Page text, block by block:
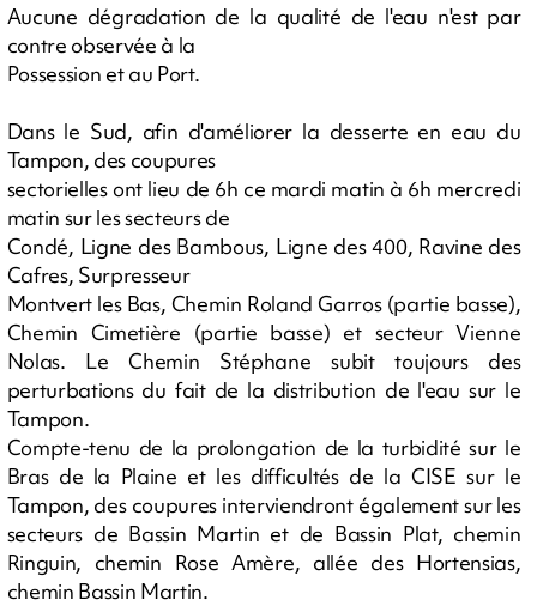
Aucune dégradation de la qualité de l'eau n'est par
contre observée à la
Possession et au Port.
Dans le Sud, afin d'améliorer la desserte en eau du
Tampon, des coupures
sectorielles ont lieu de 6h ce mardi matin à 6h mercredi
matin sur les secteurs de
Condé, Ligne des Bambous, Ligne des 400, Ravine des
Cafres, Surpresseur
Montvert les Bas, Chemin Roland Garros (partie basse),
Chemin Cimetière (partie basse) et secteur Vienne
Nolas. Le Chemin Stéphane subit toujours des
perturbations du fait de la distribution de l'eau sur le
Tampon.
Compte-tenu de la prolongation de la turbidité sur le
Bras de la Plaine et les difficultés de la CISE sur le
Tampon, des coupures interviendront également sur les
secteurs de Bassin Martin et de Bassin Plat, chemin
Ringuin, chemin Rose Amère, allée des Hortensias,
chemin Bassin Martin.